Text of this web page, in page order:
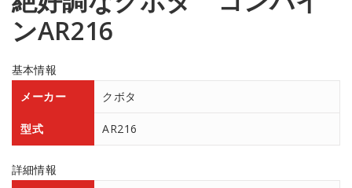
ンAR216
基本情報
メーカー
クボタ
型式 AR216
詳細情報